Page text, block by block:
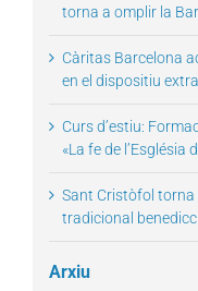
torna a omplir la
Càritas Barcelona
en el dispositiu
Curs d’estiu:
«La fe de l’Església
Sant Cristòfol torna
tradicional
Arxiu